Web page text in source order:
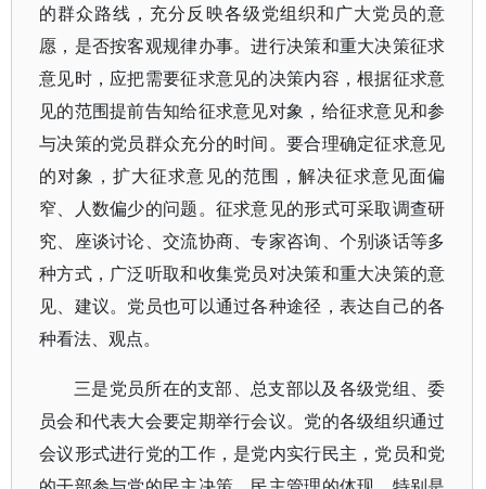
的群众路线，充分反映各级党组织和广大党员的意
愿，是否按客观规律办事。进行决策和重大决策征求
意见时，应把需要征求意见的决策内容，根据征求意
见的范围提前告知给征求意见对象，给征求意见和参
与决策的党员群众充分的时间。要合理确定征求意见
的对象，扩大征求意见的范围，解决征求意见面偏
窄、人数偏少的问题。征求意见的形式可采取调查研
究、座谈讨论、交流协商、专家咨询、个别谈话等多
种方式，广泛听取和收集党员对决策和重大决策的意
见、建议。党员也可以通过各种途径，表达自己的各
种看法、观点。
三是党员所在的支部、总支部以及各级党组、委
员会和代表大会要定期举行会议。党的各级组织通过
会议形式进行党的工作，是党内实行民主，党员和党